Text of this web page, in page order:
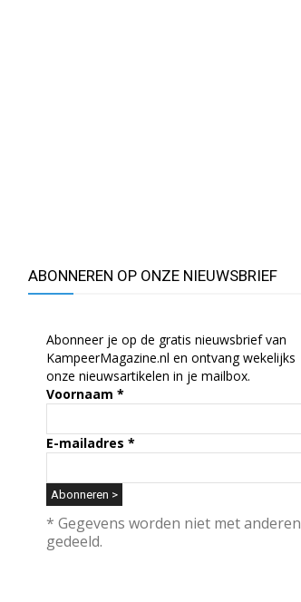
ABONNEREN OP ONZE NIEUWSBRIEF
Abonneer je op de gratis nieuwsbrief van
KampeerMagazine.nl en ontvang wekelijks
onze nieuwsartikelen in je mailbox.
Voornaam *
E-mailadres *
* Gegevens worden niet met anderen
gedeeld.